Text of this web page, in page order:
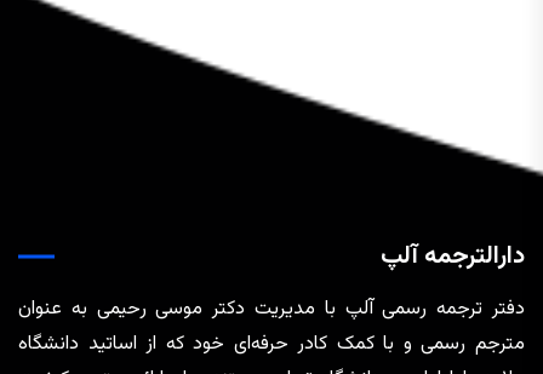
دارالترجمه آلپ
دفتر ترجمه رسمی آلپ با مدیریت دکتر موسی رحیمی به عنوان
مترجم رسمی و با کمک کادر حرفه‌ای خود که از اساتید دانشگاه